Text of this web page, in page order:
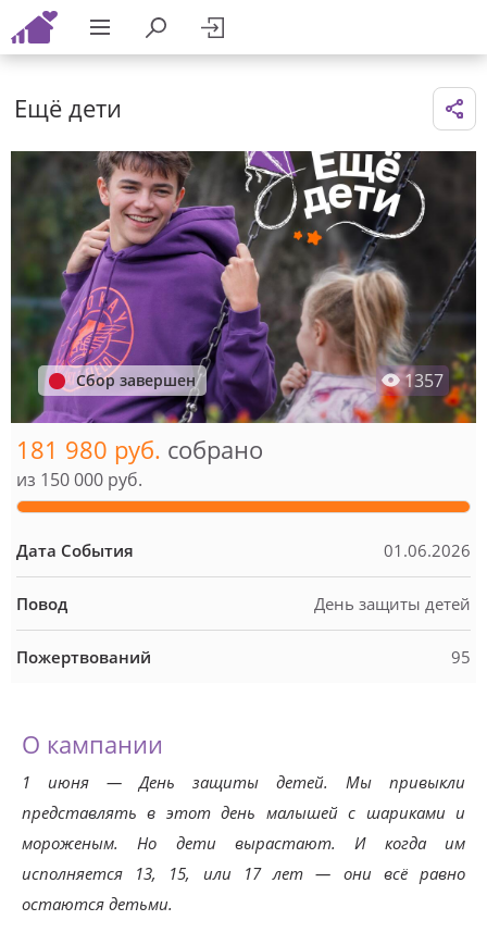
Ещё дети
181 980 руб. собрано
из 150 000 руб.
Дата События 01.06.2026
Повод День защиты детей
Пожертвований 95
Сбор завершен 1357
О кампании
1 июня — День защиты детей. Мы привыкли
представлять в этот день малышей с шариками и
мороженым. Но дети вырастают. И когда им
исполняется 13, 15, или 17 лет — они всё равно
остаются детьми.